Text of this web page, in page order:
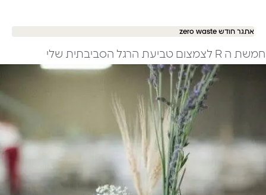
אתגר חודש zero waste
חמשת ה R לצמצום טביעת הרגל הסביבתית שלי